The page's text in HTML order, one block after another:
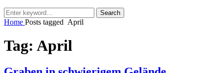
Search
for:
Search
Home Posts tagged April
Tag: April